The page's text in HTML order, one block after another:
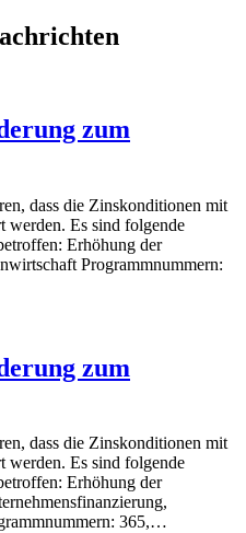
zum
dass die Zinskonditionen mit
werden. Es sind folgende
Erhöhung der
Programmnummern:
zum
dass die Zinskonditionen mit
werden. Es sind folgende
Erhöhung der
365,…